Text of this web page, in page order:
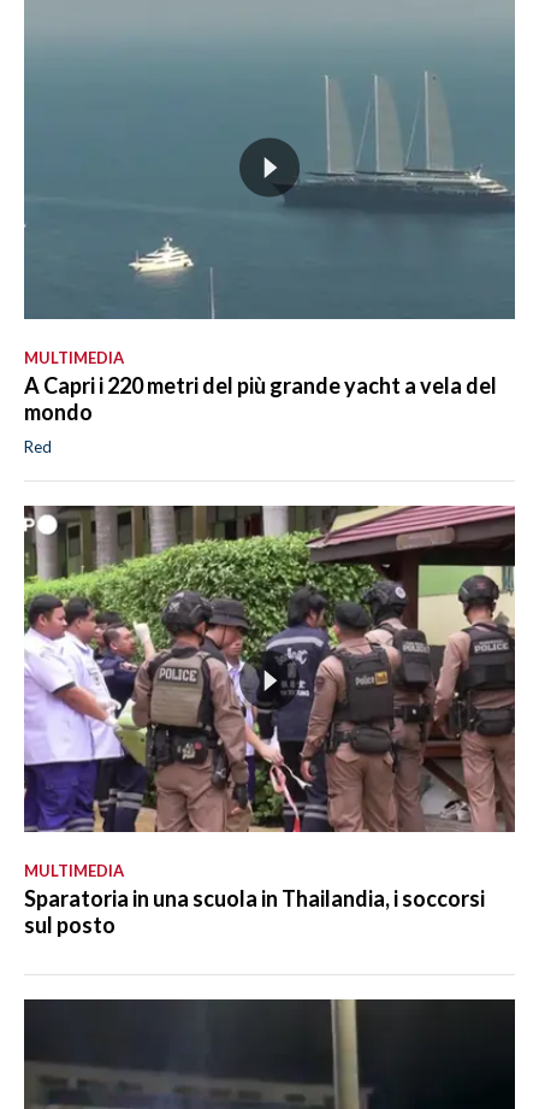
MULTIMEDIA
A Capri i 220 metri del più grande yacht a vela del
mondo
Red
MULTIMEDIA
Sparatoria in una scuola in Thailandia, i soccorsi
sul posto